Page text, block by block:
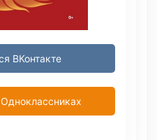
ВКонтакте